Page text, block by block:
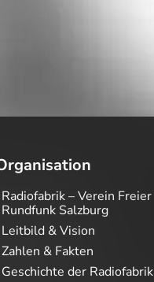
Radiofabrik – Verein Freier
Rundfunk Salzburg
Leitbild & Vision
Zahlen & Fakten
Geschichte der Radiofabrik